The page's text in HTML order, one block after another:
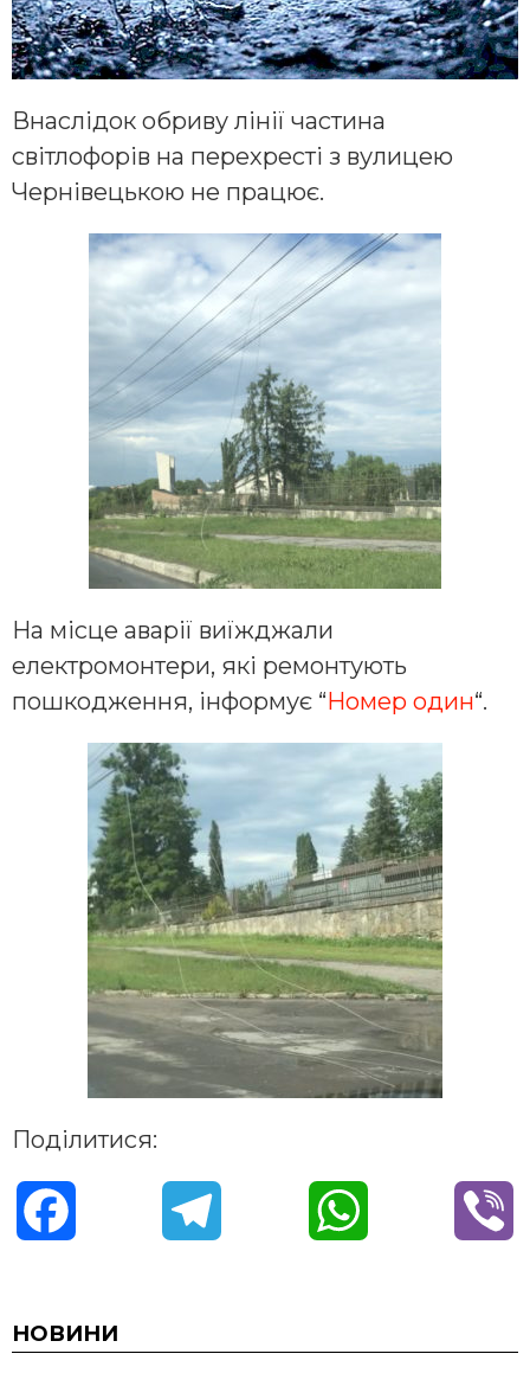
Внаслідок обриву лінії частина
світлофорів на перехресті з вулицею
Чернівецькою не працює.
На місце аварії виїжджали
електромонтери, які ремонтують
пошкодження, інформує “Номер один“.
Поділитися:
c
НОВИНИ